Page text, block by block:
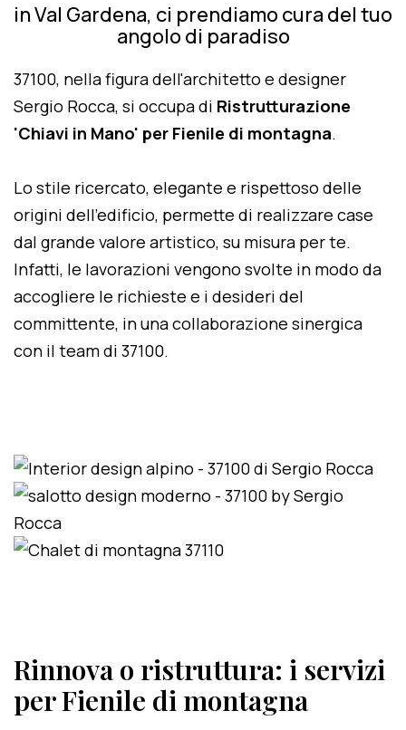
in Val Gardena, ci prendiamo cura del tuo
angolo di paradiso
37100, nella figura dell'architetto e designer
Sergio Rocca, si occupa di Ristrutturazione
'Chiavi in Mano' per Fienile di montagna.
Lo stile ricercato, elegante e rispettoso delle
origini dell'edificio, permette di realizzare case
dal grande valore artistico, su misura per te.
Infatti, le lavorazioni vengono svolte in modo da
accogliere le richieste e i desideri del
committente, in una collaborazione sinergica
con il team di 37100.
Rinnova o ristruttura: i servizi
per Fienile di montagna